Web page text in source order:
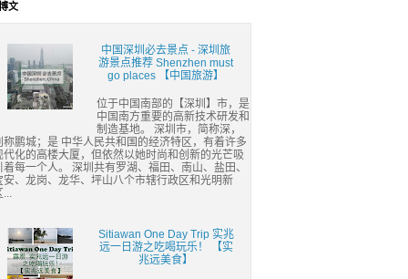
文
中国深圳必去景点 - 深圳旅
游景点推荐 Shenzhen must
go places 【中国旅游】
位于中国南部的【深圳】市，是
中国南方重要的高新技术研发和
制造基地。 深圳市，简称深，
称鹏城；是 中华人民共和国的经济特区，有着许多
代化的高楼大厦，但依然以她时尚和创新的光芒吸
着每一个人。 深圳共有罗湖、福田、南山、盐田、
安、龙岗、龙华、坪山八个市辖行政区和光明新
Sitiawan One Day Trip 实兆
远一日游之吃喝玩乐！ 【实
兆远美食】